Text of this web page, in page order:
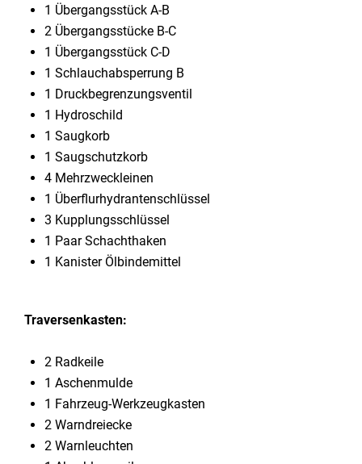
1 Übergangsstück A-B
2 Übergangsstücke B-C
1 Übergangsstück C-D
1 Schlauchabsperrung B
1 Druckbegrenzungsventil
1 Hydroschild
1 Saugkorb
1 Saugschutzkorb
4 Mehrzweckleinen
1 Überflurhydrantenschlüssel
3 Kupplungsschlüssel
1 Paar Schachthaken
1 Kanister Ölbindemittel
Traversenkasten:
2 Radkeile
1 Aschenmulde
1 Fahrzeug-Werkzeugkasten
2 Warndreiecke
2 Warnleuchten